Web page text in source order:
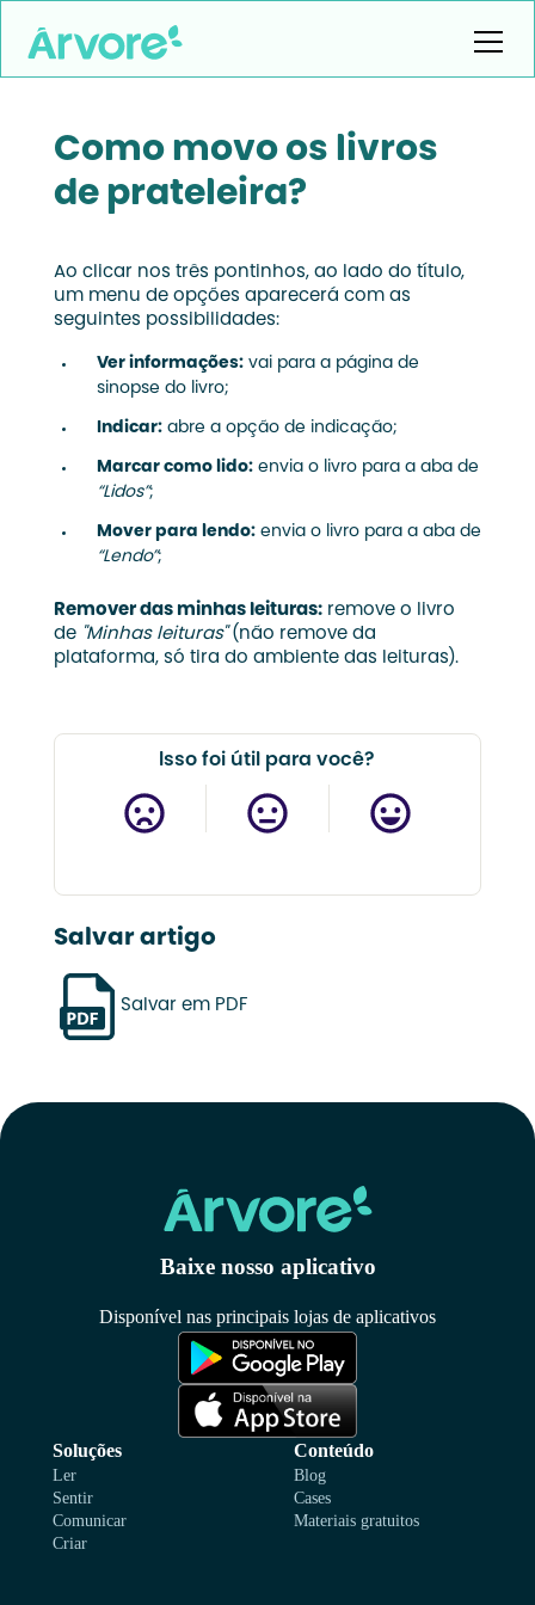
Como movo os livros
de prateleira?
Ao clicar nos três pontinhos, ao lado do título,
um menu de opções aparecerá com as
seguintes possibilidades:
Ver informações:vai para a página de
sinopse do livro;
Indicar:abre a opção de indicação;
Marcar como lido:envia o livro para a aba de
“Lidos”;
Mover para lendo:envia o livro para a aba de
“Lendo”;
Remover das minhas leituras:remove o livro
de"Minhas leituras" (não remove da
plataforma, só tira do ambiente das leituras).
Isso foi útil para você?
Salvar artigo
Salvar em PDF
Baixe nosso aplicativo
Disponível nas principais lojas de aplicativos
Soluções
Ler
Sentir
Comunicar
Criar
Conteúdo
Blog
Cases
Materiais gratuitos